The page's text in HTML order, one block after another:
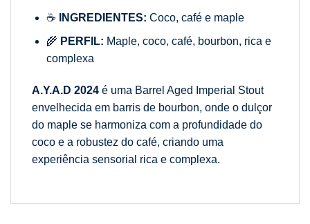
☕ INGREDIENTES: Coco, café e maple
🌾 PERFIL: Maple, coco, café, bourbon, rica e
complexa
A.Y.A.D 2024 é uma Barrel Aged Imperial Stout
envelhecida em barris de bourbon, onde o dulçor
do maple se harmoniza com a profundidade do
coco e a robustez do café, criando uma
experiência sensorial rica e complexa.